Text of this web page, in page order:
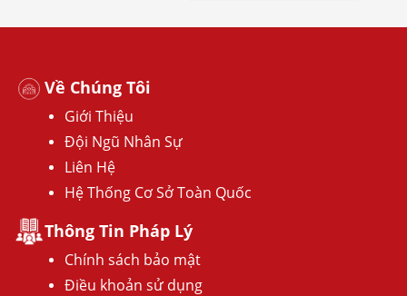
Về Chúng Tôi
Giới Thiệu
Đội Ngũ Nhân Sự
Liên Hệ
Hệ Thống Cơ Sở Toàn Quốc
Thông Tin Pháp Lý
Chính sách bảo mật
Điều khoản sử dụng